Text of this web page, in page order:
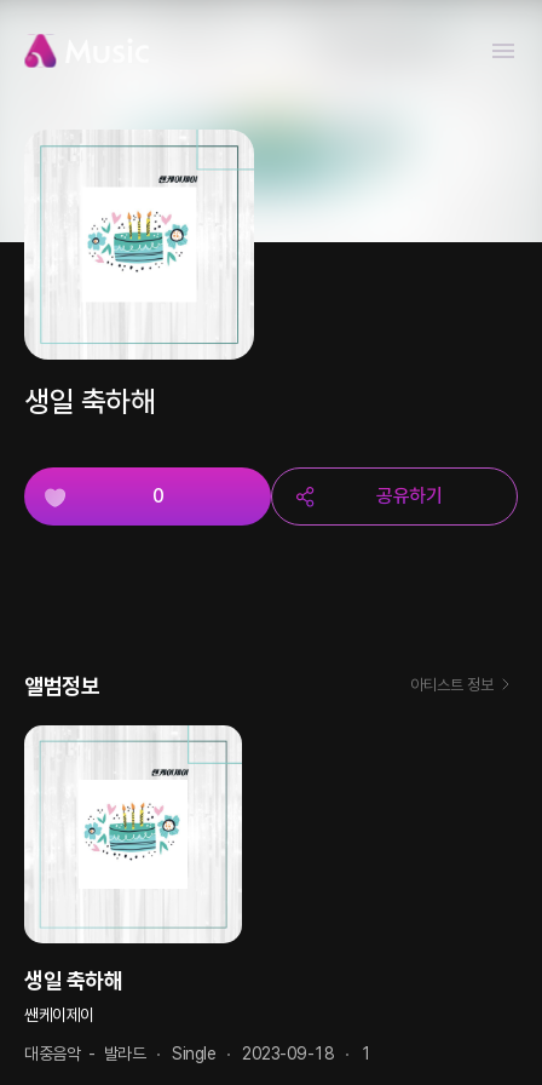
생일 축하해
0 공유하기
앨범정보 아티스트 정보
생일 축하해
쌘케이제이
대중음악- 발라드 Single 2023-09-18 1